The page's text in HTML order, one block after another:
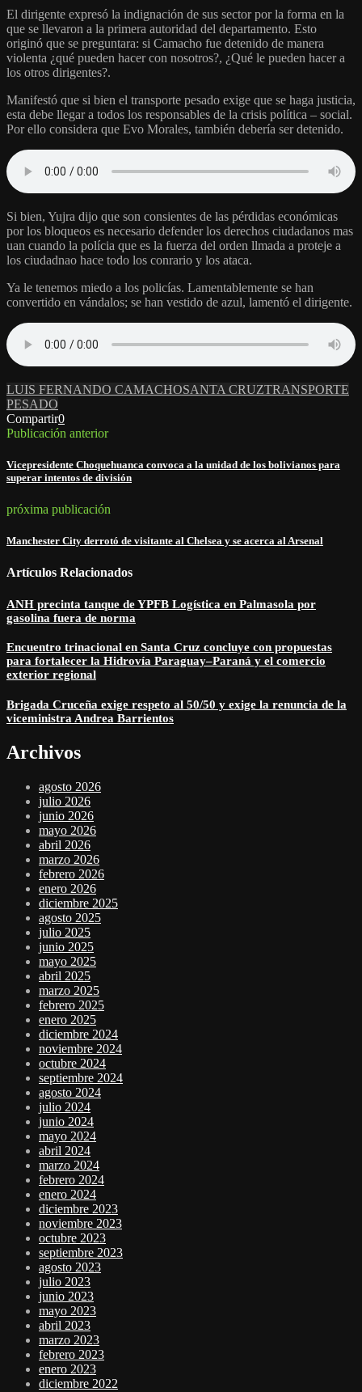
El dirigente expresó la indignación de sus sector por la forma en la
que se llevaron a la primera autoridad del departamento. Esto
originó que se preguntara: si Camacho fue detenido de manera
violenta ¿qué pueden hacer con nosotros?, ¿Qué le pueden hacer a
los otros dirigentes?.
Manifestó que si bien el transporte pesado exige que se haga justicia,
esta debe llegar a todos los responsables de la crisis política – social.
Por ello considera que Evo Morales, también debería ser detenido.
Si bien, Yujra dijo que son consientes de las pérdidas económicas
por los bloqueos es necesario defender los derechos ciudadanos mas
uan cuando la polícia que es la fuerza del orden llmada a proteje a
los ciudadnao hace todo los conrario y los ataca.
Ya le tenemos miedo a los policías. Lamentablemente se han
convertido en vándalos; se han vestido de azul, lamentó el dirigente.
LUIS FERNANDO CAMACHOSANTA CRUZTRANSPORTE
PESADO
Compartir0
Publicación anterior
Vicepresidente Choquehuanca convoca a la unidad de los bolivianos para
superar intentos de división
próxima publicación
Manchester City derrotó de visitante al Chelsea y se acerca al Arsenal
Artículos Relacionados
ANH precinta tanque de YPFB Logística en Palmasola por
gasolina fuera de norma
Encuentro trinacional en Santa Cruz concluye con propuestas
para fortalecer la Hidrovía Paraguay–Paraná y el comercio
exterior regional
Brigada Cruceña exige respeto al 50/50 y exige la renuncia de la
viceministra Andrea Barrientos
Archivos
agosto 2026
julio 2026
junio 2026
mayo 2026
abril 2026
marzo 2026
febrero 2026
enero 2026
diciembre 2025
agosto 2025
julio 2025
junio 2025
mayo 2025
abril 2025
marzo 2025
febrero 2025
enero 2025
diciembre 2024
noviembre 2024
octubre 2024
septiembre 2024
agosto 2024
julio 2024
junio 2024
mayo 2024
abril 2024
marzo 2024
febrero 2024
enero 2024
diciembre 2023
noviembre 2023
octubre 2023
septiembre 2023
agosto 2023
julio 2023
junio 2023
mayo 2023
abril 2023
marzo 2023
febrero 2023
enero 2023
diciembre 2022